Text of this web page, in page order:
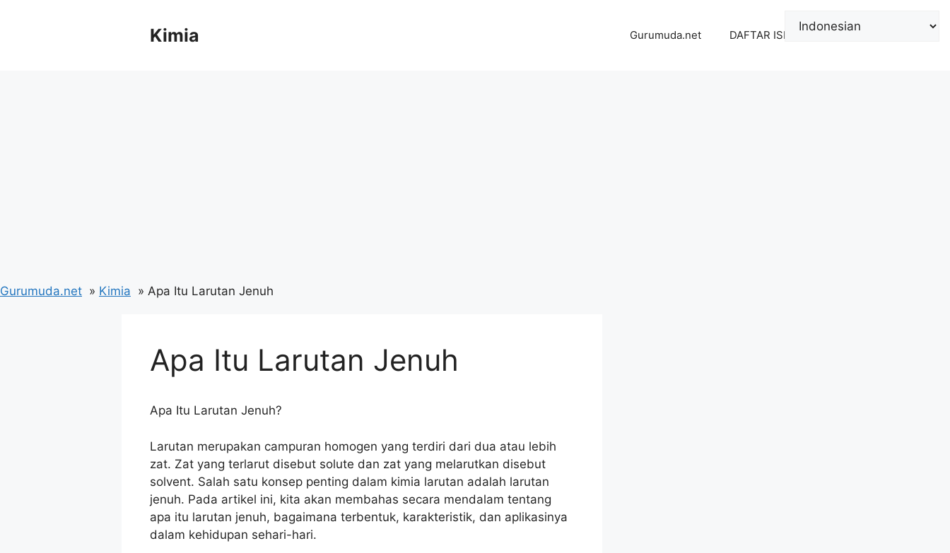
Kimia Gurumuda.net DAFTAR ISI
Gurumuda.net Kimia Apa Itu Larutan Jenuh
Apa Itu Larutan Jenuh
Apa Itu Larutan Jenuh?
Larutan merupakan campuran homogen yang terdiri dari dua atau lebih
zat. Zat yang terlarut disebut solute dan zat yang melarutkan disebut
solvent. Salah satu konsep penting dalam kimia larutan adalah larutan
jenuh. Pada artikel ini, kita akan membahas secara mendalam tentang
apa itu larutan jenuh, bagaimana terbentuk, karakteristik, dan aplikasinya
dalam kehidupan sehari-hari.